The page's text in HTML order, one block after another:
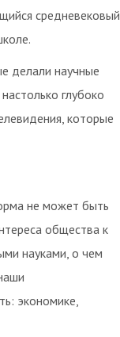
средневековый
делали научные
глубоко
которые
не может быть
общества к
науками, о чем
экономике,